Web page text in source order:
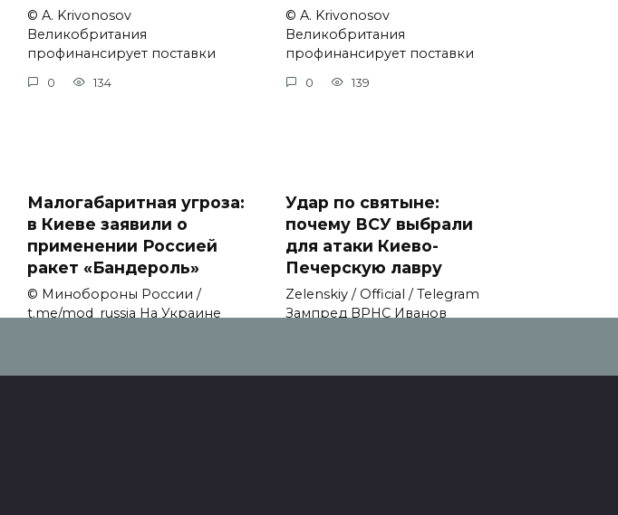
© A. Krivonosov
Великобритания
профинансирует поставки
0 134
© A. Krivonosov
Великобритания
профинансирует поставки
0 139
Малогабаритная угроза:
в Киеве заявили о
применении Россией
ракет «Бандероль»
© Минобороны России /
t.me/mod_russia На Украине
Удар по святыне:
почему ВСУ выбрали
для атаки Киево-
Печерскую лавру
Zеlеnskiу / Оfficiаl / Telegram
Зампред ВРНС Иванов